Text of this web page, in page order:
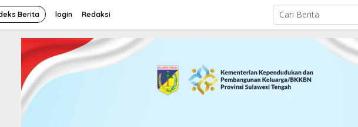
Berita login Redaksi